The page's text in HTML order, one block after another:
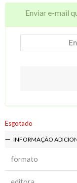
Enviar e-mail
Esgotado
INFORMAÇÃO
formato